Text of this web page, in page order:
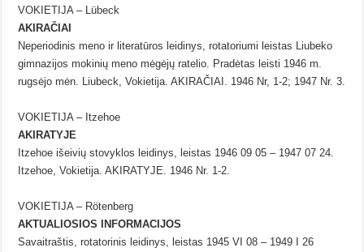
VOKIETIJA – Lübeck
AKIRAČIAI
Neperiodinis meno ir literatūros leidinys, rotatoriumi leistas Liubeko
gimnazijos mokinių meno mėgėjų ratelio. Pradėtas leisti 1946 m.
rugsėjo mėn. Liubeck, Vokietija. AKIRAČIAI. 1946 Nr, 1-2; 1947 Nr. 3.
VOKIETIJA – Itzehoe
AKIRATYJE
Itzehoe išeivių stovyklos leidinys, leistas 1946 09 05 – 1947 07 24.
Itzehoe, Vokietija. AKIRATYJE. 1946 Nr. 1-2.
VOKIETIJA – Rötenberg
AKTUALIOSIOS INFORMACIJOS
Savaitraštis, rotatorinis leidinys, leistas 1945 VI 08 – 1949 I 26